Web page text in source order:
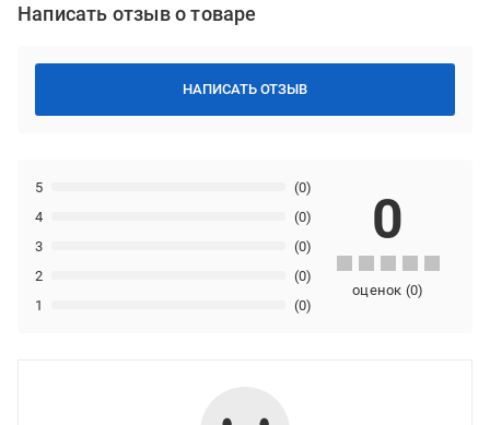
Написать отзыв о товаре
НАПИСАТЬ ОТЗЫВ
1 (0)
2 (0)
3 (0)
4 (0)
5 (0)
0
оценок (0)